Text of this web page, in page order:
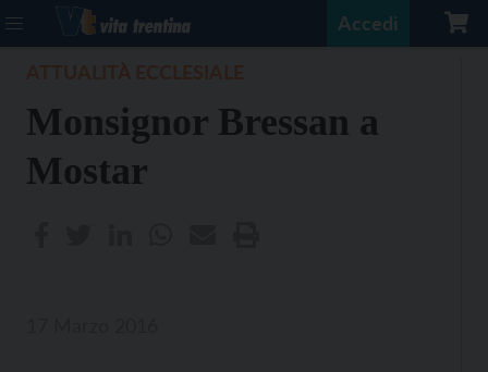
Accedi
Monsignor Bressan a
Mostar